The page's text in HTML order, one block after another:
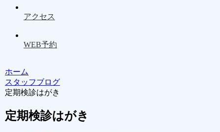
アクセス
WEB予約
ホーム
スタッフブログ
定期検診はがき
定期検診はがき